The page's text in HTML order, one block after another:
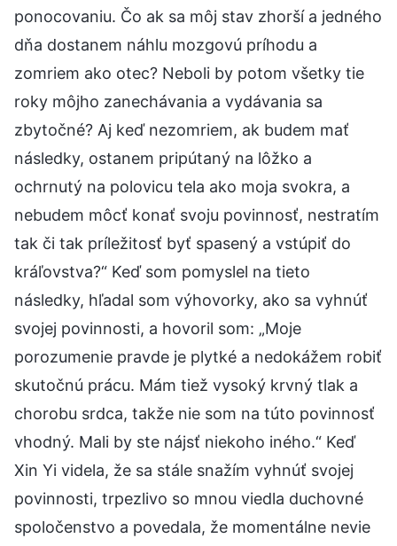
ponocovaniu. Čo ak sa môj stav zhorší a jedného
dňa dostanem náhlu mozgovú príhodu a
zomriem ako otec? Neboli by potom všetky tie
roky môjho zanechávania a vydávania sa
zbytočné? Aj keď nezomriem, ak budem mať
následky, ostanem pripútaný na lôžko a
ochrnutý na polovicu tela ako moja svokra, a
nebudem môcť konať svoju povinnosť, nestratím
tak či tak príležitosť byť spasený a vstúpiť do
kráľovstva?“ Keď som pomyslel na tieto
následky, hľadal som výhovorky, ako sa vyhnúť
svojej povinnosti, a hovoril som: „Moje
porozumenie pravde je plytké a nedokážem robiť
skutočnú prácu. Mám tiež vysoký krvný tlak a
chorobu srdca, takže nie som na túto povinnosť
vhodný. Mali by ste nájsť niekoho iného.“ Keď
Xin Yi videla, že sa stále snažím vyhnúť svojej
povinnosti, trpezlivo so mnou viedla duchovné
spoločenstvo a povedala, že momentálne nevie